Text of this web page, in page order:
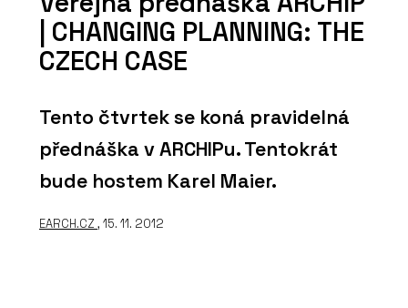
| CHANGING PLANNING: THE
CZECH CASE
Tento čtvrtek se koná pravidelná
přednáška v ARCHIPu. Tentokrát
bude hostem Karel Maier.
EARCH.CZ , 15. 11. 2012